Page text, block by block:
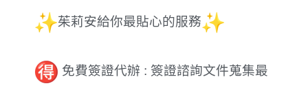
茱莉安給你最貼心的服務
免費簽證代辦 : 簽證諮詢文件蒐集最